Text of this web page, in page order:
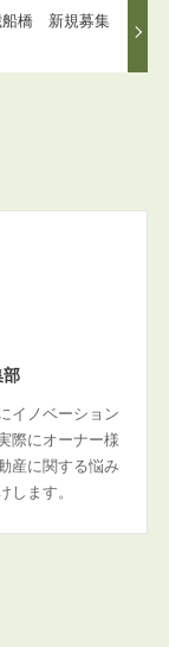
船橋 新規募集
部
イノベーション
際にオーナー様
産に関する悩み
します。